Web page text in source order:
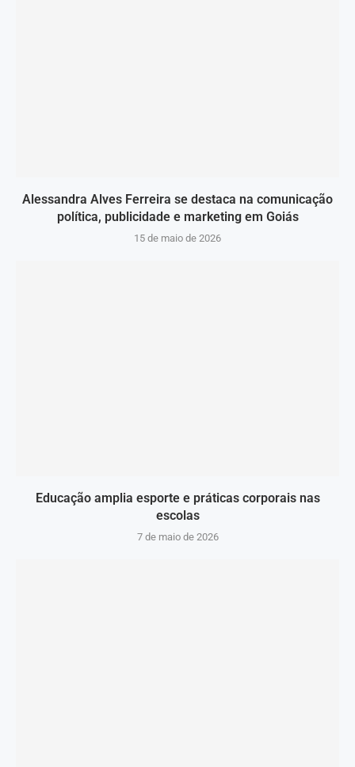
Alessandra Alves Ferreira se destaca na comunicação
política, publicidade e marketing em Goiás
15 de maio de 2026
Educação amplia esporte e práticas corporais nas
escolas
7 de maio de 2026